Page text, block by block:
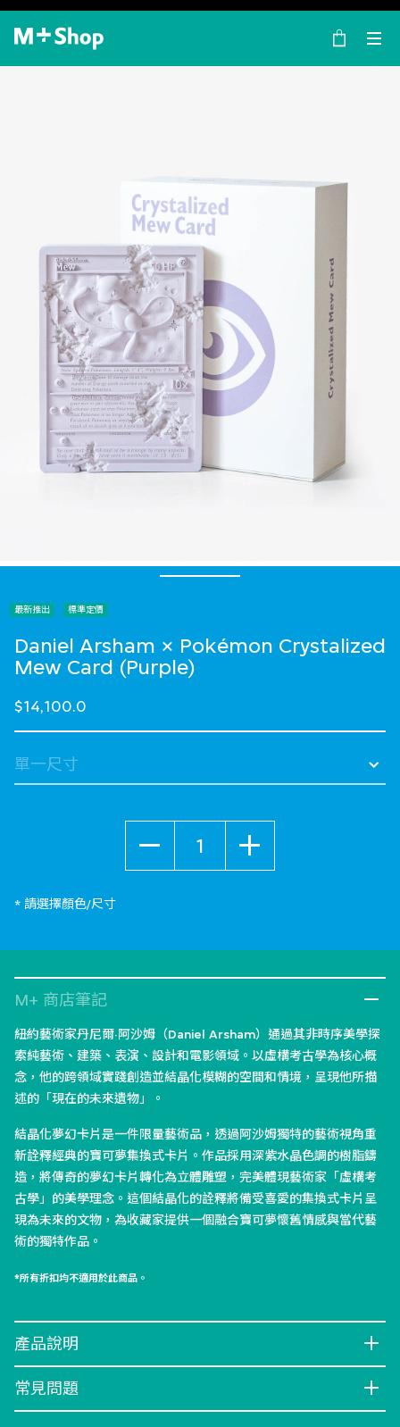
×
M+ Shop
最新推出 標準定價
Daniel Arsham × Pokémon Crystalized
Mew Card (Purple)
$14,100.0
* 請選擇顏色/尺寸
M+ 商店筆記
紐約藝術家丹尼爾·阿沙姆（Daniel Arsham）通過其非時序美學探
索純藝術、建築、表演、設計和電影領域。以虛構考古學為核心概
念，他的跨領域實踐創造並結晶化模糊的空間和情境，呈現他所描
述的「現在的未來遺物」。
結晶化夢幻卡片是一件限量藝術品，透過阿沙姆獨特的藝術視角重
新詮釋經典的寶可夢集換式卡片。作品採用深紫水晶色調的樹脂鑄
造，將傳奇的夢幻卡片轉化為立體雕塑，完美體現藝術家「虛構考
古學」的美學理念。這個結晶化的詮釋將備受喜愛的集換式卡片呈
現為未來的文物，為收藏家提供一個融合寶可夢懷舊情感與當代藝
術的獨特作品。
*所有折扣均不適用於此商品。
產品說明
常見問題